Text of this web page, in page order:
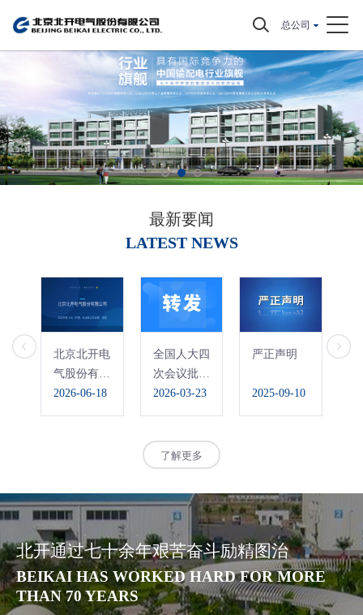
总公司
最新要闻
LATEST NEWS
北京北开电
气股份有限
公司发布
2025年度
2026-06-18
全国人大四
次会议批准
《中华人民
共和国国民
发展第十五
个五年规划
纲要》
2026-03-23
严正声明
2025-09-10
了解更多
北开通过七十余年艰苦奋斗励精图治
BEIKAI HAS WORKED HARD FOR MORE
THAN 70 YEARS